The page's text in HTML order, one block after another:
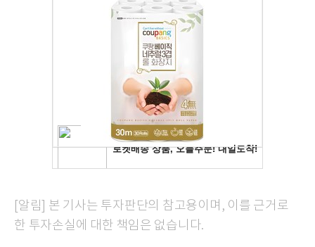
[알림] 본 기사는 투자판단의 참고용이며, 이를 근거로
한 투자손실에 대한 책임은 없습니다.